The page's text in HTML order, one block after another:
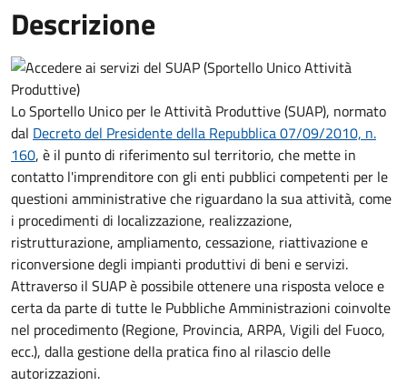
Descrizione
Lo Sportello Unico per le Attività Produttive (SUAP), normato
dal Decreto del Presidente della Repubblica 07/09/2010, n.
160, è il punto di riferimento sul territorio, che mette in
contatto l'imprenditore con gli enti pubblici competenti per le
questioni amministrative che riguardano la sua attività, come
i procedimenti di localizzazione, realizzazione,
ristrutturazione, ampliamento, cessazione, riattivazione e
riconversione degli impianti produttivi di beni e servizi.
Attraverso il SUAP è possibile ottenere una risposta veloce e
certa da parte di tutte le Pubbliche Amministrazioni coinvolte
nel procedimento (Regione, Provincia, ARPA, Vigili del Fuoco,
ecc.), dalla gestione della pratica fino al rilascio delle
autorizzazioni.